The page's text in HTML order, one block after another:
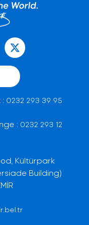
: 0232 293 39 95
: 0232 293 12
Kültürpark
Building)